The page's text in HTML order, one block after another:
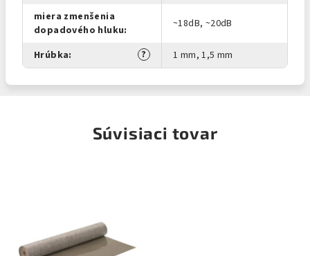
miera zmenšenia
dopadového hluku: ~18dB, ~20dB
?
Hrúbka: 1 mm, 1,5 mm
Súvisiaci tovar